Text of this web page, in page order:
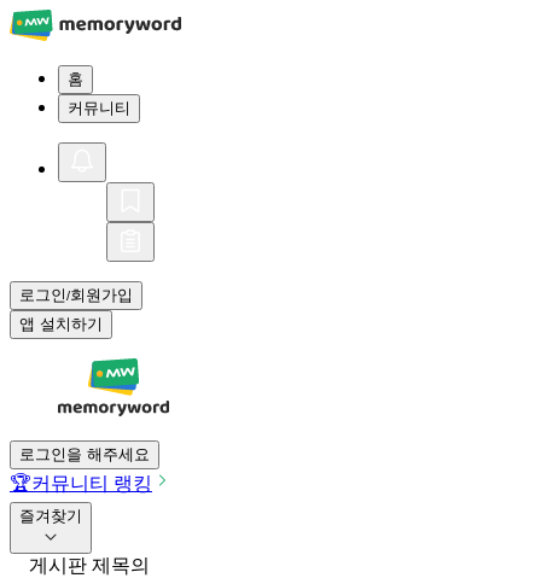
홈
커뮤니티
로그인/회원가입
앱 설치하기
로그인을 해주세요
🏆커뮤니티 랭킹
즐겨찾기
게시판 제목의